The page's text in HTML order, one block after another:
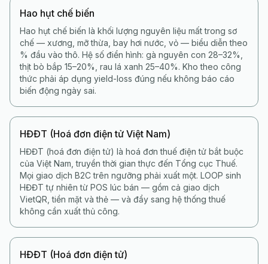
Hao hụt chế biến
Hao hụt chế biến là khối lượng nguyên liệu mất trong sơ
chế — xương, mỡ thừa, bay hơi nước, vỏ — biểu diễn theo
% đầu vào thô. Hệ số điển hình: gà nguyên con 28–32%,
thịt bò bắp 15–20%, rau lá xanh 25–40%. Kho theo công
thức phải áp dụng yield-loss đúng nếu không báo cáo
biến động ngày sai.
HĐĐT (Hoá đơn điện tử Việt Nam)
HĐĐT (hoá đơn điện tử) là hoá đơn thuế điện tử bắt buộc
của Việt Nam, truyền thời gian thực đến Tổng cục Thuế.
Mọi giao dịch B2C trên ngưỡng phải xuất một. LOOP sinh
HĐĐT tự nhiên từ POS lúc bán — gồm cả giao dịch
VietQR, tiền mặt và thẻ — và đẩy sang hệ thống thuế
không cần xuất thủ công.
HĐĐT (Hoá đơn điện tử)